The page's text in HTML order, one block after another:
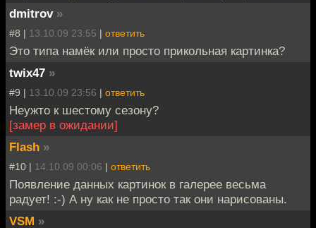
dmitrov »
#8 | 13.10.09 23:55 | ответить
Это типа намёк или просто прикольная картинка?
twix47 »
#9 | 13.10.09 23:56 | ответить
Неужто к шестому сезону?
[замер в ожидании]
Flash »
#10 | 14.10.09 00:06 | ответить
Появление данных картинок в галерее весьма
радует! :-) А ну как не просто так они нарисованы.
VSM »